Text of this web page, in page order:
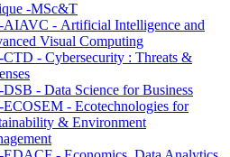
-MSc&T
- Artificial Intelligence and
Visual Computing
- Cybersecurity : Threats &
- Data Science for Business
- Ecotechnologies for
& Environment